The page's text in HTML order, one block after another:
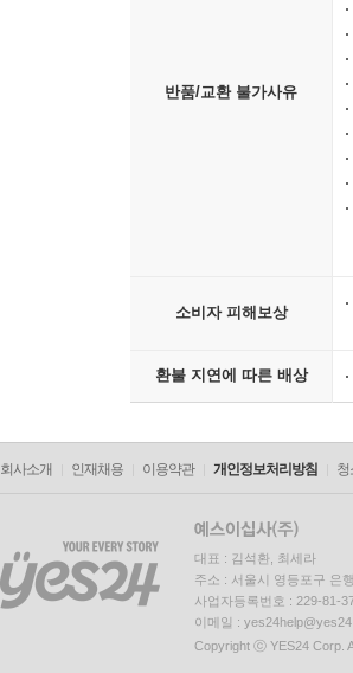
반품/교환 불가사유
소비자 피해보상
환불 지연에 따른 배상
회사소개 인재채용 이용약관 개인정보처리방침 청
대표 : 김석환, 최세라
주소 : 서울시 영등포구 은
사업자등록번호 : 229-81-
이메일 :
Copyright ⓒ YES24 Corp.